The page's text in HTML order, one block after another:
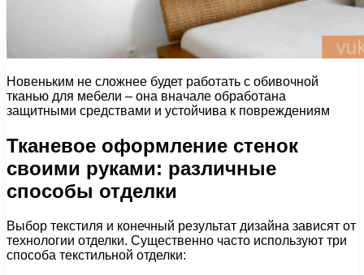
Новеньким не сложнее будет работать с обивочной
тканью для мебели – она вначале обработана
защитными средствами и устойчива к повреждениям
Тканевое оформление стенок
своими руками: различные
способы отделки
Выбор текстиля и конечный результат дизайна зависят от
технологии отделки. Существенно часто используют три
способа текстильной отделки: